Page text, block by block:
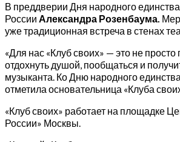
В преддверии Дня народного
России Александра Розенбаума.
уже традиционная встреча в стенах
«Для нас «Клуб своих» — это не
отдохнуть душой, пообщаться и
музыканта. Ко Дню народного
отметила основательница «Клуба
«Клуб своих» работает на площадке
России» Москвы.